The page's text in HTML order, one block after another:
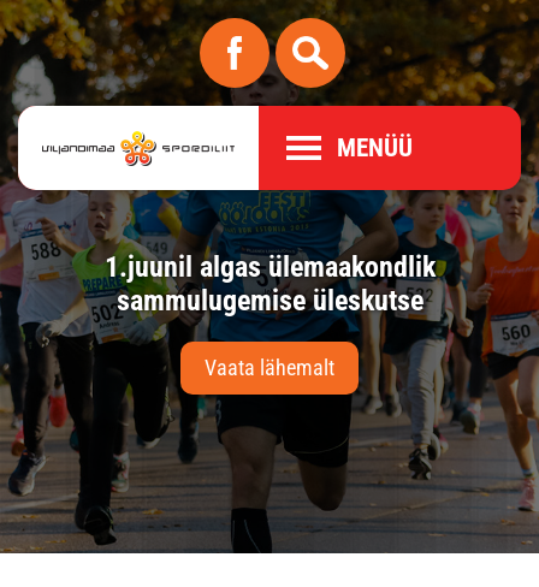
MENÜÜ
1.juunil algas ülemaakondlik
sammulugemise üleskutse
Vaata lähemalt